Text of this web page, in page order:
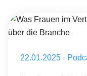
Veröffentlicht am
22.01.2025 ·